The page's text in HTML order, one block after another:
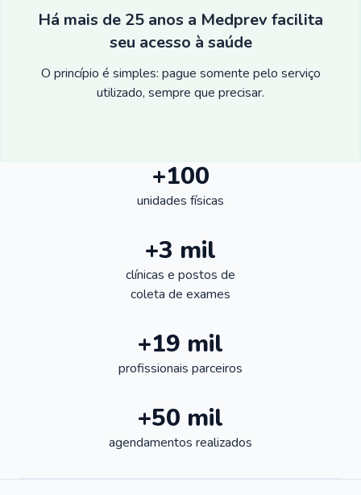
Há mais de 25 anos a Medprev facilita
seu acesso à saúde
O princípio é simples: pague somente pelo serviço
utilizado, sempre que precisar.
+100
unidades físicas
+3 mil
clínicas e postos de
coleta de exames
+19 mil
profissionais parceiros
+50 mil
agendamentos realizados